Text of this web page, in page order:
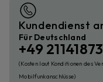
Kundendienst
Für Deutschland
+49
(Kosten laut Konditionen des
Mobilfunkanschlüsse)